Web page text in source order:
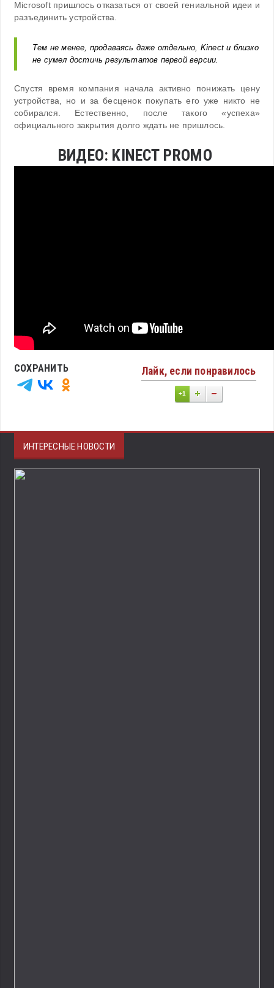
Microsoft пришлось отказаться от своей гениальной идеи и
разъединить устройства.
Тем не менее, продаваясь даже отдельно, Kinect и близко
не сумел достичь результатов первой версии.
Спустя время компания начала активно понижать цену
устройства, но и за бесценок покупать его уже никто не
собирался. Естественно, после такого «успеха»
официального закрытия долго ждать не пришлось.
ВИДЕО: KINECT PROMO
Лайк, если понравилось
+1
СОХРАНИТЬ
ИНТЕРЕСНЫЕ НОВОСТИ